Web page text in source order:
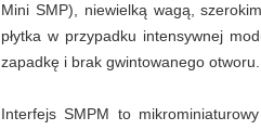
Mini SMP), niewielką wagą,
płytka w przypadku intensywnej
zapadkę i brak gwintowanego otworu.
Interfejs SMPM to